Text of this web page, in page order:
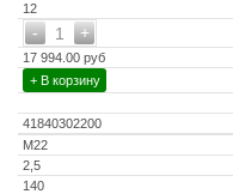
12
+
- 1
17 994.00 руб
+ В корзину
41840302200
M22
2,5
140